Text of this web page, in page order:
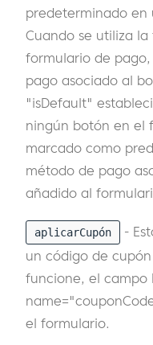
predeterminado en
Cuando se utiliza
formulario de
pago asociado al
"isDefault"
ningún botón en el
marcado como
método de pago
añadido al
aplicarCupón
-
un código de
funcione, el campo
el formulario.